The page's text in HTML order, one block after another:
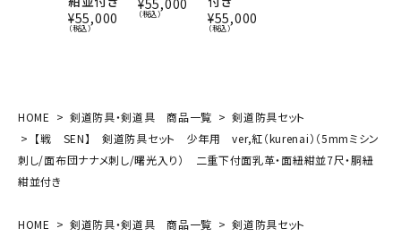
¥55,000
（税込）
¥55,000
（税込）
¥55,000
（税込）
HOME 剣道防具・剣道具 商品一覧
剣道防具セット
【戦 SEN】 剣道防具セット 少年用 ver,紅（kurenai）（5mmミシン
刺し/面布団ナナメ刺し/曙光入り） 二重下付面乳革・面紐紺並7尺・胴紐
紺並付き
HOME 剣道防具・剣道具 商品一覧
剣道防具セット